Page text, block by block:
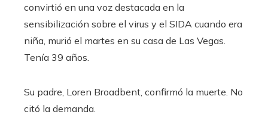
convirtió en una voz destacada en la
sensibilización sobre el virus y el SIDA cuando era
niña, murió el martes en su casa de Las Vegas.
Tenía 39 años.
Su padre, Loren Broadbent, confirmó la muerte. No
citó la demanda.